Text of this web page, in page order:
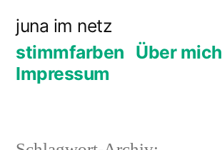
Inhalt
springen
juna im netz
stimmfarben Über mich
Impressum